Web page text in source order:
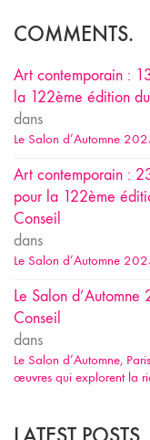
COMMENTS.
Art contemporain :
la 122ème édition
dans
Le Salon d’Automne
Art contemporain :
pour la 122ème
Conseil
dans
Le Salon d’Automne
Le Salon
Conseil
dans
Le Salon d’Automne,
œuvres qui explorent la
LATEST POSTS.